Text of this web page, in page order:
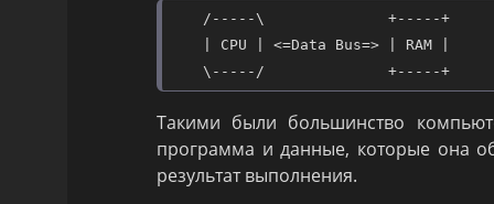
    /-----\              +-----+
    | CPU | <=Data Bus=> | RAM |
    \-----/              +-----+
Такими были большинство
программа и данные, которые она
результат выполнения.